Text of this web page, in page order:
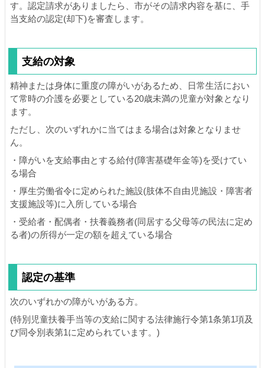
す。認定請求がありましたら、市がその請求内容を基に、手
当支給の認定(却下)を審査します。
支給の対象
精神または身体に重度の障がいがあるため、日常生活におい
て常時の介護を必要としている20歳未満の児童が対象となり
ます。
ただし、次のいずれかに当てはまる場合は対象となりませ
ん。
・障がいを支給事由とする給付(障害基礎年金等)を受けてい
る場合
・厚生労働省令に定められた施設(肢体不自由児施設・障害者
支援施設等)に入所している場合
・受給者・配偶者・扶養義務者(同居する父母等の民法に定め
る者)の所得が一定の額を超えている場合
認定の基準
次のいずれかの障がいがある方。
(特別児童扶養手当等の支給に関する法律施行令第1条第1項及
び同令別表第1に定められています。)